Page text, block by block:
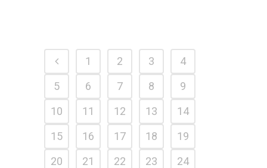
1 2 3
4
5
6 7 8
9
10
11 12 13
14
15
16 17 18
19
20
21 22 23
24